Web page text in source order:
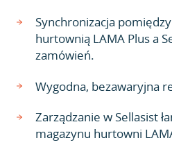
Synchronizacja
hurtownią LAMA Plus a
zamówień.
Wygodna, bezawaryjna
Zarządzanie w Sellasist
magazynu hurtowni